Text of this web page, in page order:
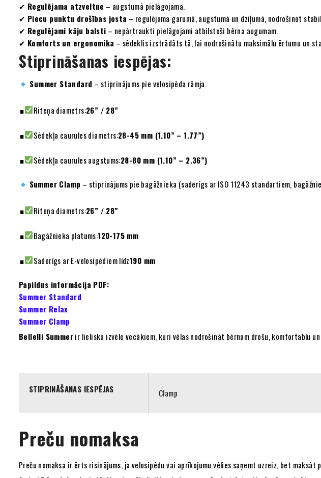
✔ Regulējama atzveltne – augstumā pielāgojama.
✔ Piecu punktu drošības josta – regulējama garumā, augstumā un dziļumā, nodrošinot
✔ Regulējami kāju balsti – nepārtraukti pielāgojami atbilstoši bērna augumam.
✔ Komforts un ergonomika – sēdeklis izstrādāts tā, lai nodrošinātu maksimālu ērtumu un
Stiprināšanas iespējas:
Summer Standard – stiprinājums pie velosipēda rāmja.
Riteņa diametrs:26” / 28”
Sēdekļa caurules diametrs:28-45 mm (1.10” – 1.77”)
Sēdekļa caurules augstums:28-80 mm (1.10” – 2.36”)
Summer Clamp – stiprinājums pie bagāžnieka (saderīgs ar ISO 11243 standartiem,
Riteņa diametrs:26” / 28”
Bagāžnieka platums:120-175 mm
Saderīgs ar E-velosipēdiem līdz190 mm
Papildus informācija PDF:
Summer Standard
Summer Relax
Summer Clamp
Bellelli Summerir lieliska izvēle vecākiem, kuri vēlas nodrošināt bērnam drošu, komfortablu
STIPRINĀŠANAS IESPĒJAS Clamp
Preču nomaksa
Preču nomaksa ir ērts risinājums, ja velosipēdu vai aprīkojumu vēlies saņemt uzreiz, bet maksāt